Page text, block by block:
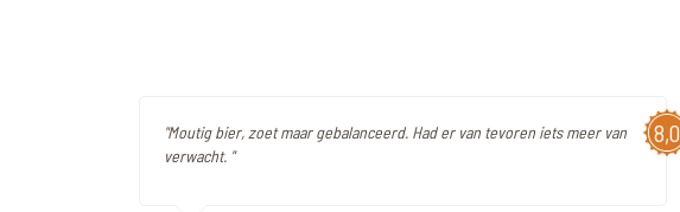
8,0
"Moutig bier, zoet maar gebalanceerd. Had er van tevoren iets meer van
verwacht. "